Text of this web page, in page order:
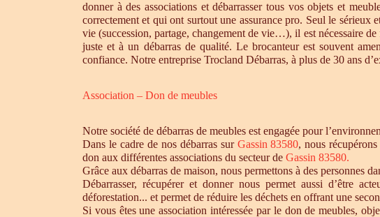
donner à des associations et débarrasser tous vos objets et
correctement et qui ont surtout une assurance pro. Seul le
vie (succession, partage, changement de vie…), il est nécessaire
juste et à un débarras de qualité. Le brocanteur est souvent
confiance. Notre entreprise Trocland Débarras, à plus de 30 ans
Association – Don de meubles
Notre société de débarras de meubles est engagée pour
Dans le cadre de nos débarras sur Gassin 83580, nous
don aux différentes associations du secteur de Gassin 83580.
Grâce aux débarras de maison, nous permettons à des personnes
Débarrasser, récupérer et donner nous permet aussi d’être
déforestation... et permet de réduire les déchets en offrant une
Si vous êtes une association intéressée par le don de meubles,